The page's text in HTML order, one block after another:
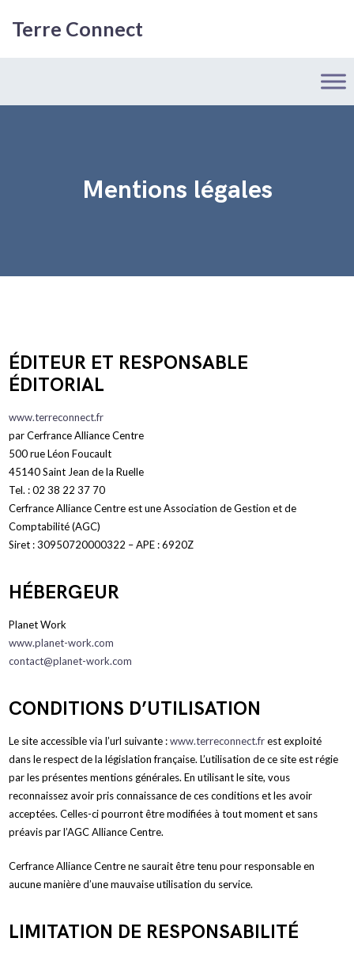
Terre Connect
Mentions légales
ÉDITEUR ET RESPONSABLE
ÉDITORIAL
www.terreconnect.fr
par Cerfrance Alliance Centre
500 rue Léon Foucault
45140 Saint Jean de la Ruelle
Tel. : 02 38 22 37 70
Cerfrance Alliance Centre est une Association de Gestion et de
Comptabilité (AGC)
Siret : 30950720000322 – APE : 6920Z
HÉBERGEUR
Planet Work
www.planet-work.com
contact@planet-work.com
CONDITIONS D’UTILISATION
Le site accessible via l’url suivante :www.terreconnect.frest exploité
dans le respect de la législation française. L’utilisation de ce site est régie
par les présentes mentions générales. En utilisant le site, vous
reconnaissez avoir pris connaissance de ces conditions et les avoir
acceptées. Celles-ci pourront être modifiées à tout moment et sans
préavis par l’AGC Alliance Centre.
Cerfrance Alliance Centre ne saurait être tenu pour responsable en
aucune manière d’une mauvaise utilisation du service.
LIMITATION DE RESPONSABILITÉ